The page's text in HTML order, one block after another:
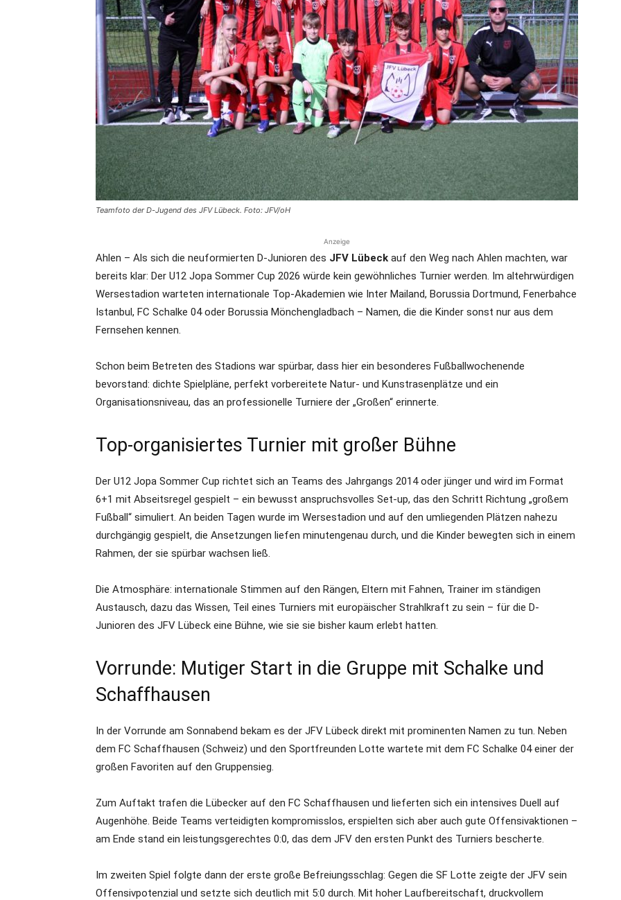
Lübeck
Teamfoto der D-Jugend des JFV Lübeck. Foto: JFV/oH
Anzeige
Ahlen – Als sich die neuformierten D-Junioren des JFV Lübeck auf den Weg nach Ahlen machten, war
bereits klar: Der U12 Jopa Sommer Cup 2026 würde kein gewöhnliches Turnier werden. Im altehrwürdigen
Wersestadion warteten internationale Top-Akademien wie Inter Mailand, Borussia Dortmund, Fenerbahce
Istanbul, FC Schalke 04 oder Borussia Mönchengladbach – Namen, die die Kinder sonst nur aus dem
Fernsehen kennen.
Schon beim Betreten des Stadions war spürbar, dass hier ein besonderes Fußballwochenende
bevorstand: dichte Spielpläne, perfekt vorbereitete Natur- und Kunstrasenplätze und ein
Organisationsniveau, das an professionelle Turniere der „Großen“ erinnerte.
Top-organisiertes Turnier mit großer Bühne
Der U12 Jopa Sommer Cup richtet sich an Teams des Jahrgangs 2014 oder jünger und wird im Format
6+1 mit Abseitsregel gespielt – ein bewusst anspruchsvolles Set-up, das den Schritt Richtung „großem
Fußball“ simuliert. An beiden Tagen wurde im Wersestadion und auf den umliegenden Plätzen nahezu
durchgängig gespielt, die Ansetzungen liefen minutengenau durch, und die Kinder bewegten sich in einem
Rahmen, der sie spürbar wachsen ließ.
Die Atmosphäre: internationale Stimmen auf den Rängen, Eltern mit Fahnen, Trainer im ständigen
Austausch, dazu das Wissen, Teil eines Turniers mit europäischer Strahlkraft zu sein – für die D-
Junioren des JFV Lübeck eine Bühne, wie sie sie bisher kaum erlebt hatten.
Vorrunde: Mutiger Start in die Gruppe mit Schalke und
Schaffhausen
In der Vorrunde am Sonnabend bekam es der JFV Lübeck direkt mit prominenten Namen zu tun. Neben
dem FC Schaffhausen (Schweiz) und den Sportfreunden Lotte wartete mit dem FC Schalke 04 einer der
großen Favoriten auf den Gruppensieg.
Zum Auftakt trafen die Lübecker auf den FC Schaffhausen und lieferten sich ein intensives Duell auf
Augenhöhe. Beide Teams verteidigten kompromisslos, erspielten sich aber auch gute Offensivaktionen –
am Ende stand ein leistungsgerechtes 0:0, das dem JFV den ersten Punkt des Turniers bescherte.
Im zweiten Spiel folgte dann der erste große Befreiungsschlag: Gegen die SF Lotte zeigte der JFV sein
Offensivpotenzial und setzte sich deutlich mit 5:0 durch. Mit hoher Laufbereitschaft, druckvollem